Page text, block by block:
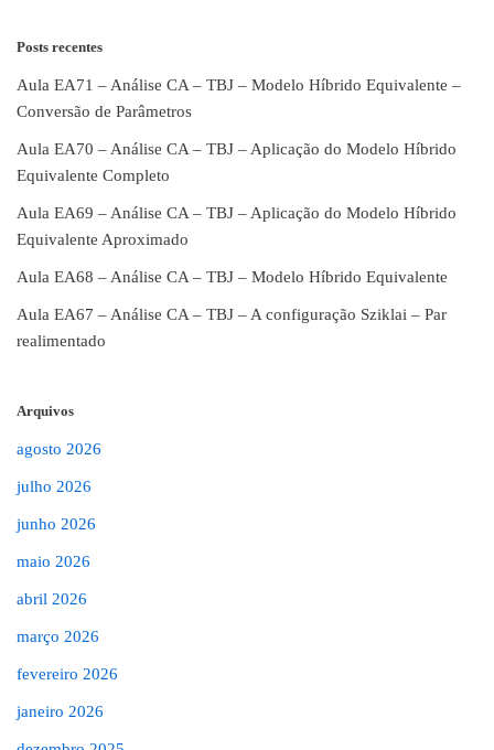
Posts recentes
Aula EA71 – Análise CA – TBJ – Modelo Híbrido Equivalente –
Conversão de Parâmetros
Aula EA70 – Análise CA – TBJ – Aplicação do Modelo Híbrido
Equivalente Completo
Aula EA69 – Análise CA – TBJ – Aplicação do Modelo Híbrido
Equivalente Aproximado
Aula EA68 – Análise CA – TBJ – Modelo Híbrido Equivalente
Aula EA67 – Análise CA – TBJ – A configuração Sziklai – Par
realimentado
Arquivos
agosto 2026
julho 2026
junho 2026
maio 2026
abril 2026
março 2026
fevereiro 2026
janeiro 2026